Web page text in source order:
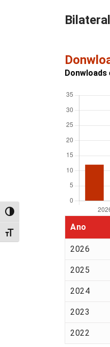
Alternar alto contraste
Alternar tamanho da fonte
Ano
2026
2025
2024
2023
2022